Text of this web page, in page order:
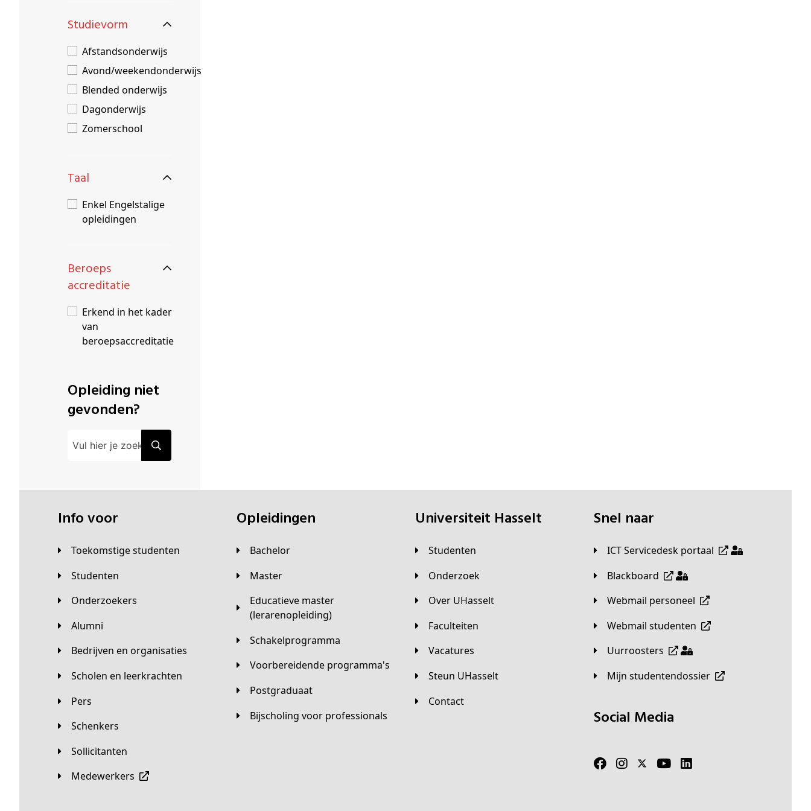
Studievorm
Afstandsonderwijs
Avond/weekendonderwijs
Blended onderwijs
Dagonderwijs
Zomerschool
Taal
Enkel Engelstalige
opleidingen
Beroeps
accreditatie
Erkend in het kader
van
beroepsaccreditatie
Opleiding niet
gevonden?
Info voor
Toekomstige studenten
Studenten
Onderzoekers
Alumni
Bedrijven en organisaties
Scholen en leerkrachten
Pers
Schenkers
Sollicitanten
Medewerkers
Opleidingen
Bachelor
Master
Educatieve master
(lerarenopleiding)
Schakelprogramma
Voorbereidende programma's
Postgraduaat
Bijscholing voor professionals
universiteit Hasselt
Studenten
Onderzoek
Over UHasselt
Faculteiten
Vacatures
Steun UHasselt
Contact
Snel naar
ICT Servicedesk portaal
Blackboard
Webmail personeel
Webmail studenten
Uurroosters
Mijn studentendossier
Social Media